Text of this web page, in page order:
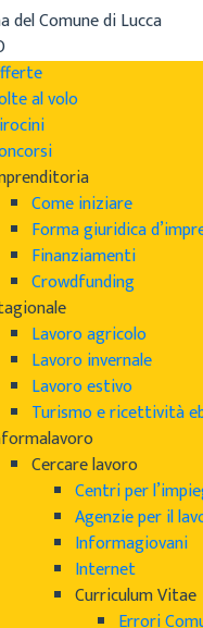
Comune di Lucca
al volo
Come iniziare
Forma giuridica
Finanziamenti
Crowdfunding
Lavoro agricolo
Lavoro invernale
Lavoro estivo
Turismo e ricettività
Cercare lavoro
Centri per
Agenzie per il
Informagiovani
Internet
Curriculum Vitae
Errori